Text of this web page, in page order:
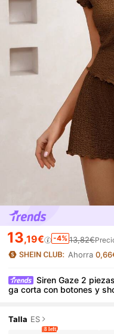
13,19€ -4% 13,82€
Ahorra
Siren Gaze 2
ga corta con botones y
Talla ES
8 left